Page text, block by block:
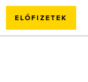
ELŐFIZETEK